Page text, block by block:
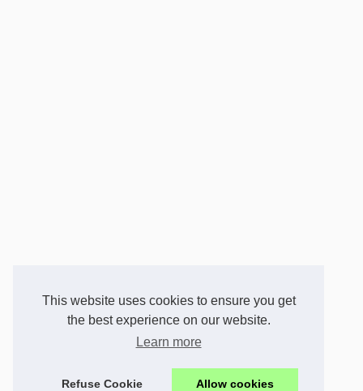
This website uses cookies to ensure you get
the best experience on our website.
Learn more
Refuse Cookie Allow cookies